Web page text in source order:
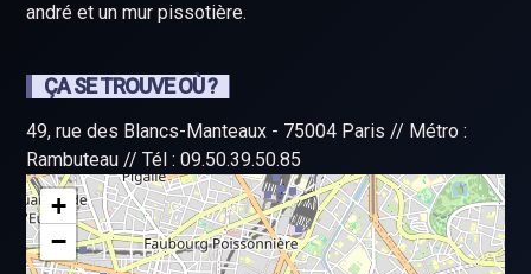
andré et un mur pissotière.
ÇA SE TROUVE OÙ ?
49, rue des Blancs-Manteaux - 75004 Paris // Métro :
Rambuteau // Tél : 09.50.39.50.85
+
−